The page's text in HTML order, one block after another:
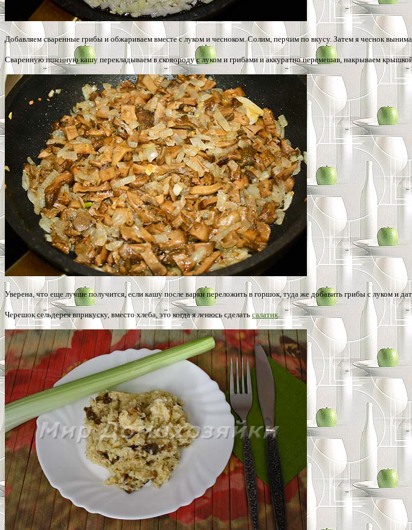
Добавляем сваренные грибы и обжариваем вместе с луком и чесноком. Солим, перчим по вкусу. Затем я чеснок
Сваренную пшенную кашу перекладываем в сковороду с луком и грибами и аккуратно перемешав, накрываем
Уверена, что еще лучше получится, если кашу после варки переложить в горшок, туда же добавить грибы с луком и
Черешок сельдерея вприкуску, вместо хлеба, это когда я ленюсь сделать салатик.